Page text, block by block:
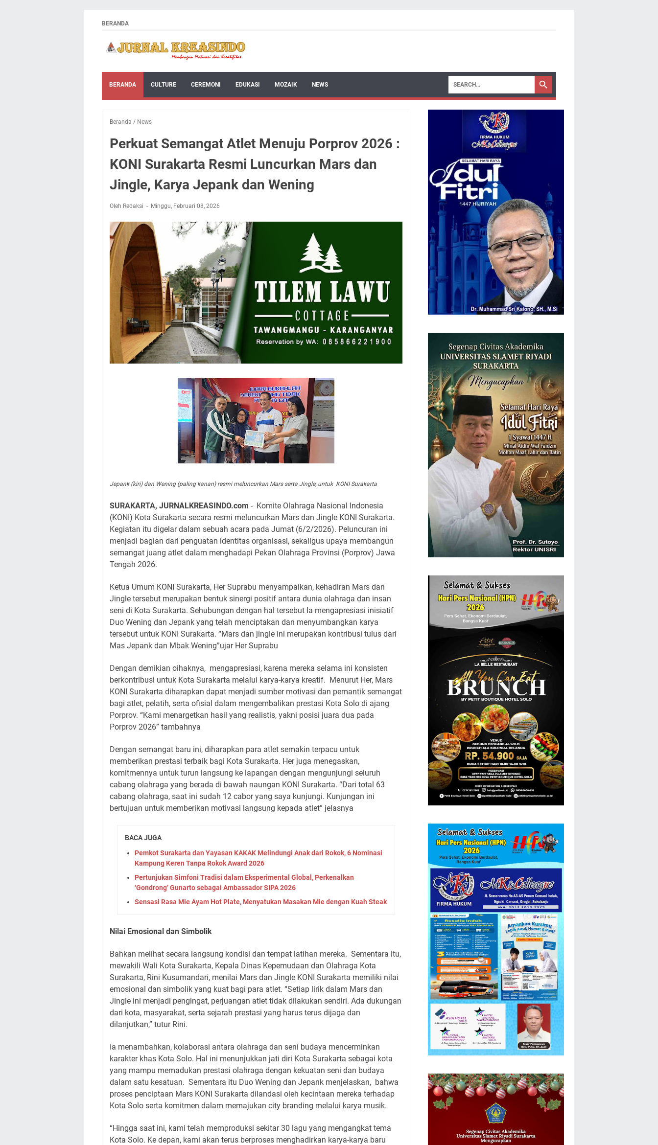
BERANDA
BERANDA CULTURE CEREMONI EDUKASI MOZAIK NEWS
Beranda / News
Perkuat Semangat Atlet Menuju Porprov 2026 :
KONI Surakarta Resmi Luncurkan Mars dan
Jingle, Karya Jepank dan Wening
Oleh Redaksi Minggu, Februari 08, 2026
Jepank (kiri) dan Wening (paling kanan) resmi meluncurkan Mars serta Jingle, untuk KONI Surakarta
SURAKARTA, JURNALKREASINDO.com - Komite Olahraga Nasional Indonesia
(KONI) Kota Surakarta secara resmi meluncurkan Mars dan Jingle KONI Surakarta.
Kegiatan itu digelar dalam sebuah acara pada Jumat (6/2/2026). Peluncuran ini
menjadi bagian dari penguatan identitas organisasi, sekaligus upaya membangun
semangat juang atlet dalam menghadapi Pekan Olahraga Provinsi (Porprov) Jawa
Tengah 2026.
Ketua Umum KONI Surakarta, Her Suprabu menyampaikan, kehadiran Mars dan
Jingle tersebut merupakan bentuk sinergi positif antara dunia olahraga dan insan
seni di Kota Surakarta. Sehubungan dengan hal tersebut Ia mengapresiasi inisiatif
Duo Wening dan Jepank yang telah menciptakan dan menyumbangkan karya
tersebut untuk KONI Surakarta. “Mars dan jingle ini merupakan kontribusi tulus dari
Mas Jepank dan Mbak Wening”ujar Her Suprabu
Dengan demikian oihaknya, mengapresiasi, karena mereka selama ini konsisten
berkontribusi untuk Kota Surakarta melalui karya-karya kreatif. Menurut Her, Mars
KONI Surakarta diharapkan dapat menjadi sumber motivasi dan pemantik semangat
bagi atlet, pelatih, serta ofisial dalam mengembalikan prestasi Kota Solo di ajang
Porprov. “Kami menargetkan hasil yang realistis, yakni posisi juara dua pada
Porprov 2026” tambahnya
Dengan semangat baru ini, diharapkan para atlet semakin terpacu untuk
memberikan prestasi terbaik bagi Kota Surakarta. Her juga menegaskan,
komitmennya untuk turun langsung ke lapangan dengan mengunjungi seluruh
cabang olahraga yang berada di bawah naungan KONI Surakarta. “Dari total 63
cabang olahraga, saat ini sudah 12 cabor yang saya kunjungi. Kunjungan ini
bertujuan untuk memberikan motivasi langsung kepada atlet” jelasnya
BACA JUGA
Pemkot Surakarta dan Yayasan KAKAK Melindungi Anak dari Rokok, 6 Nominasi
Kampung Keren Tanpa Rokok Award 2026
Pertunjukan Simfoni Tradisi dalam Eksperimental Global, Perkenalkan
‘Gondrong’ Gunarto sebagai Ambassador SIPA 2026
Sensasi Rasa Mie Ayam Hot Plate, Menyatukan Masakan Mie dengan Kuah Steak
Nilai Emosional dan Simbolik
Bahkan melihat secara langsung kondisi dan tempat latihan mereka. Sementara itu,
mewakili Wali Kota Surakarta, Kepala Dinas Kepemudaan dan Olahraga Kota
Surakarta, Rini Kusumandari, menilai Mars dan Jingle KONI Surakarta memiliki nilai
emosional dan simbolik yang kuat bagi para atlet. “Setiap lirik dalam Mars dan
Jingle ini menjadi pengingat, perjuangan atlet tidak dilakukan sendiri. Ada dukungan
dari kota, masyarakat, serta sejarah prestasi yang harus terus dijaga dan
dilanjutkan,” tutur Rini.
Ia menambahkan, kolaborasi antara olahraga dan seni budaya mencerminkan
karakter khas Kota Solo. Hal ini menunjukkan jati diri Kota Surakarta sebagai kota
yang mampu memadukan prestasi olahraga dengan kekuatan seni dan budaya
dalam satu kesatuan. Sementara itu Duo Wening dan Jepank menjelaskan, bahwa
proses penciptaan Mars KONI Surakarta dilandasi oleh kecintaan mereka terhadap
Kota Solo serta komitmen dalam memajukan city branding melalui karya musik.
“Hingga saat ini, kami telah memproduksi sekitar 30 lagu yang mengangkat tema
Kota Solo. Ke depan, kami akan terus berproses menghadirkan karya-karya baru